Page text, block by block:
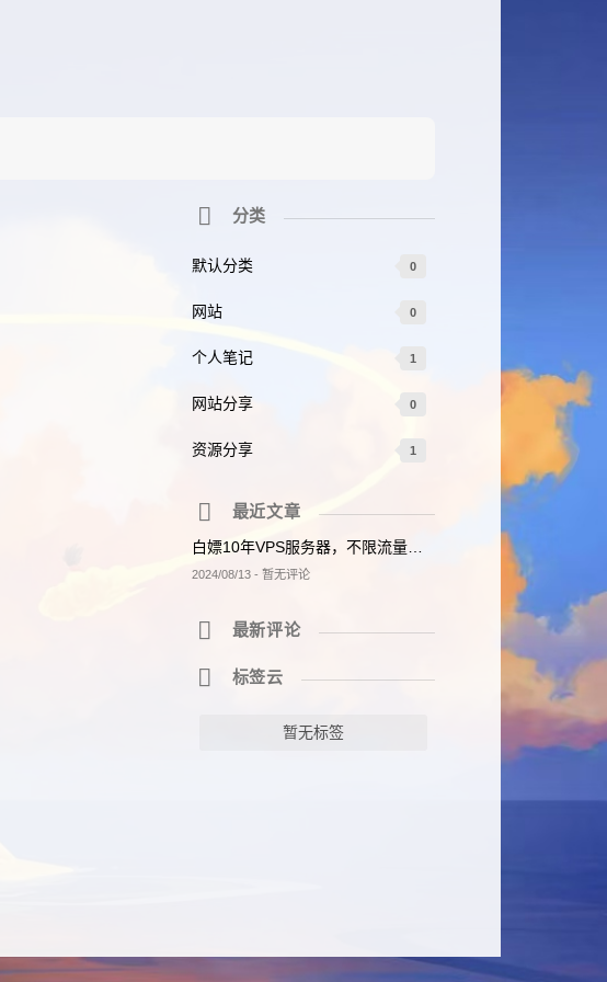
分类
默认分类 0
网站 0
个人笔记 1
网站分享 0
资源分享 1
最近文章
白嫖10年VPS服务器，不限流量速度快，搭建网站最好的选择！
2024/08/13 - 暂无评论
最新评论
标签云
暂无标签